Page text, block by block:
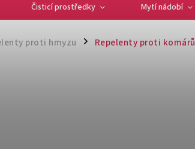
Čisticí prostředky Mytí nádobí
proti hmyzu / Repelenty proti